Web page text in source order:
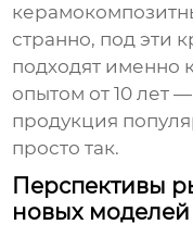
странно, под эти
подходят именно
опытом от 10 лет
продукция
просто так.
Перспективы
новых моделей